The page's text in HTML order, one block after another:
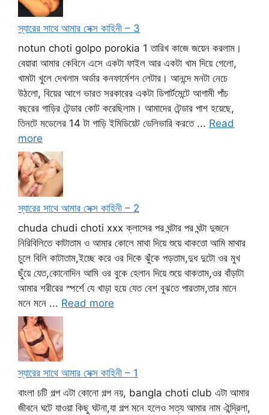
স্যারের সাথে আমার সেক্স কাহিনী – 3
notun choti golpo porokia 1 তারিখ কাজে জয়েন করলাম।
বেয়ারা আমার কেবিনে এসে একটা ফাইল আর একটা খাম দিয়ে গেলো,
খামটা খুলে দেখলাম অর্ডার কনফার্মেশন লেটার। আনন্দে মনটা নেচে
উঠলো, বিয়ের আগে ভারত সরকারের একটা ডিপার্টমেন্টে আগামী পাঁচ
বছরের গাড়ির টেন্ডার কোট করেছিলাম। আমাদের টেন্ডার পাশ হয়েছে,
তিনটে মডেলের 14 টা গাড়ি ইমিডিয়েট ডেলিভারি করতে ... Read
more
স্যারের সাথে আমার সেক্স কাহিনী – 2
chuda chudi choti xxx ক্লাসের পর ঘন্টার পর ঘন্টা দুজনে
নিরিবিলিতে কাটাতাম ও আমার কোলে মাথা দিয়ে শুয়ে থাকতো আমি মাথার
চুলে বিলি কাটাতাম,ইচ্ছে করে ওর দিকে ঝুঁকে পড়তাম,দুধ দুটো ওর মুখ
ছুঁয়ে যেত,কোনোদিন আমি ওর বুকে হেলান দিয়ে শুয়ে থাকতাম,ওর বাঁড়াটা
আমার শরীরের স্পর্শে যে খাড়া হয়ে যেত বেশ বুঝতে পারতাম,তার মানে
মনে মনে ... Read more
স্যারের সাথে আমার সেক্স কাহিনী – 1
বাংলা চটি গল্প এটা কোনো গল্প নয়, bangla choti club এটা আমার
জীবনে ঘটে যাওয়া কিছু ঘটনা,যা গল্প মনে হলেও সত্য আমার নাম ঐন্দ্রিলা,